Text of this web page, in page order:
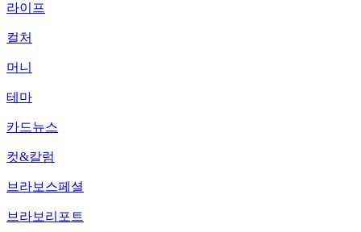
라이프
컬처
머니
테마
카드뉴스
컷&칼럼
브라보스페셜
브라보리포트